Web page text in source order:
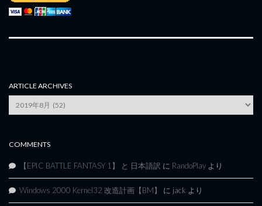
ARTICLE ARCHIVES
Article
Archives
COMMENTS
【EPIC BATTLE FANTASY 1】 と 日本語訳 に RandoPlay より
Windows 2000 Kernel32 改造計画【BM】 に jack より